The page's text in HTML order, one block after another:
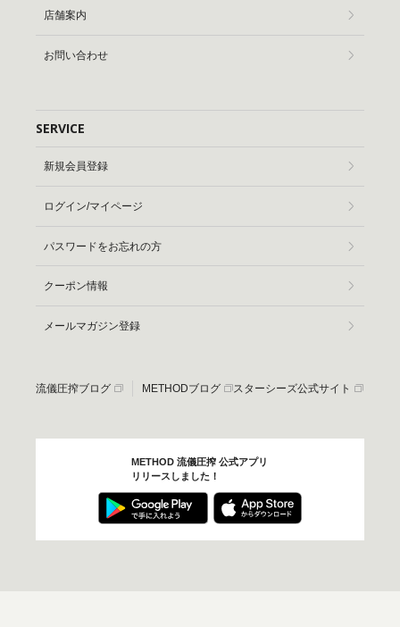
店舗案内
お問い合わせ
SERVICE
新規会員登録
ログイン/マイページ
パスワードをお忘れの方
クーポン情報
メールマガジン登録
流儀圧搾ブログ METHODブログ スターシーズ公式サイト
METHOD 流儀圧搾 公式アプリ
リリースしました！